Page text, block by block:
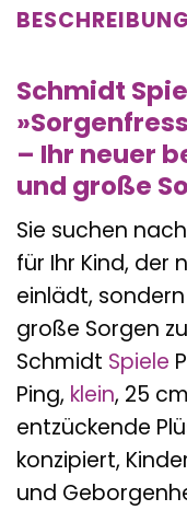
BESCHREIBUNG
Schmidt
– Ihr neuer
und große
Sie suchen
für Ihr Kind, der
einlädt,
große Sorgen
Schmidt Spiele
Ping, klein, 25
entzückende
konzipiert,
und